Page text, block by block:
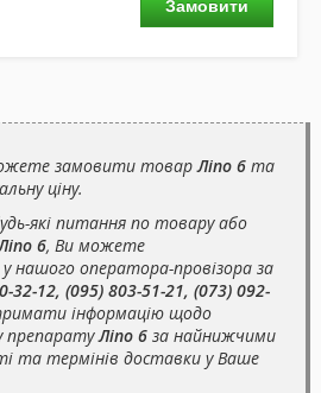
Замовити
замовити товарЛіпо 6 та
ціну.
які питання по товару або
6, Ви можете
нашого оператора-провізора за
32-12, (095) 803-51-21, (073) 092-
інформацію щодо
препаратуЛіпо 6 за найнижчими
та термінів доставки у Ваше